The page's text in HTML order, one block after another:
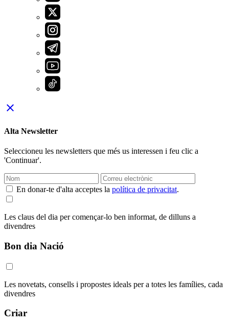
close
Alta Newsletter
Seleccioneu les newsletters que més us interessen i feu clic a
'Continuar'.
En donar-te d'alta acceptes la política de privacitat.
Les claus del dia per començar-lo ben informat, de dilluns a
divendres
Bon dia Nació
Les novetats, consells i propostes ideals per a totes les famílies, cada
divendres
Criar